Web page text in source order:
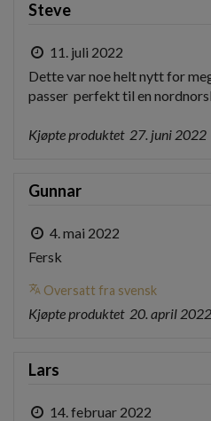
Steve
11. juli 2022
Dette var noe helt nytt for
passer  perfekt til en
Kjøpte produktet 27. juni 2022
Gunnar
4. mai 2022
Fersk
translate Oversatt fra svensk
Kjøpte produktet 20. april 2022
Lars
14. februar 2022